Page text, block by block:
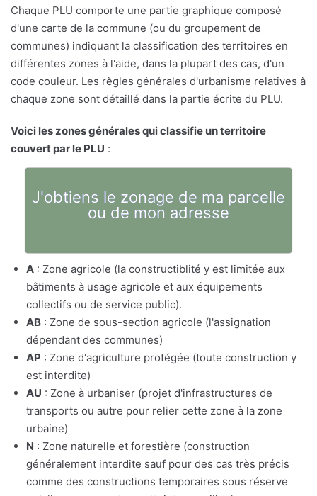
Chaque PLU comporte une partie graphique composé
d'une carte de la commune (ou du groupement de
communes) indiquant la classification des territoires en
différentes zones à l'aide, dans la plupart des cas, d'un
code couleur. Les règles générales d'urbanisme relatives à
chaque zone sont détaillé dans la partie écrite du PLU.
Voici les zones générales qui classifie un territoire
couvert par le PLU :
J'obtiens le zonage de ma parcelle
ou de mon adresse
A : Zone agricole (la constructiblité y est limitée aux
bâtiments à usage agricole et aux équipements
collectifs ou de service public).
AB : Zone de sous-section agricole (l'assignation
dépendant des communes)
AP : Zone d'agriculture protégée (toute construction y
est interdite)
AU : Zone à urbaniser (projet d'infrastructures de
transports ou autre pour relier cette zone à la zone
urbaine)
N : Zone naturelle et forestière (construction
généralement interdite sauf pour des cas très précis
comme des constructions temporaires sous réserve